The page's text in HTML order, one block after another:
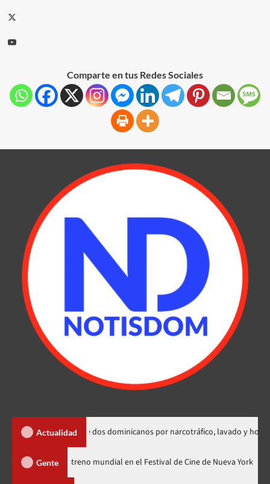
Comparte en tus Redes Sociales
Actualidad
de dos dominicanos por narcotráfico, lavado y homicidio
Gente
Minus Zero» tendrá su estreno mundial en el Festival de Cine de